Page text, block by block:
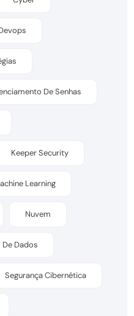
De Senhas
Keeper Security
Learning
Nuvem
Dados
Segurança Cibernética